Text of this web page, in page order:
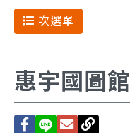
次選單
惠宇國圖館